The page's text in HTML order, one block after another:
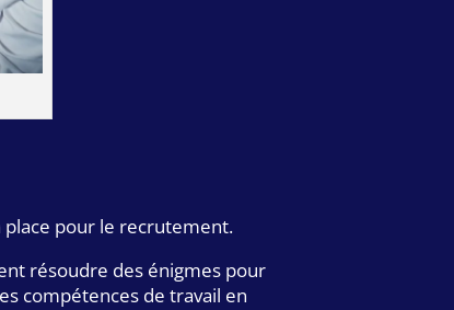
place pour le recrutement.
résoudre des énigmes pour
compétences de travail en